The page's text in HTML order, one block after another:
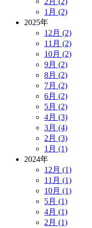
1月 (2)
2025年
12月 (2)
11月 (2)
10月 (2)
9月 (2)
8月 (2)
7月 (2)
6月 (2)
5月 (2)
4月 (3)
3月 (4)
2月 (3)
1月 (1)
2024年
12月 (1)
11月 (1)
10月 (1)
5月 (1)
4月 (1)
2月 (1)